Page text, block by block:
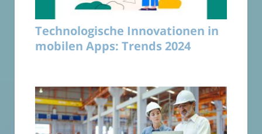
Technologische Innovationen in
mobilen Apps: Trends 2024